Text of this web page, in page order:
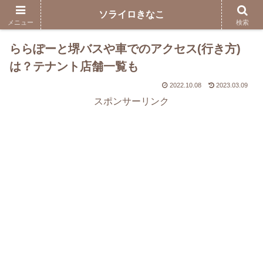
ららぽーと堺バスや車でのアクセス(行き方)
は？テナント店舗一覧も
2022.10.08 2023.03.09
スポンサーリンク
メニュー
ソライロきなこ
検索